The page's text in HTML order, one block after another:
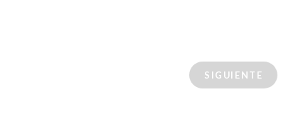
SIGUIENTE